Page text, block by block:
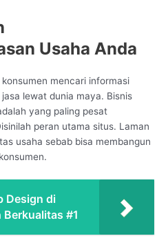
Usaha Anda
mencari informasi
lewat dunia maya. Bisnis
yang paling pesat
peran utama situs. Laman
usaha sebab bisa membangun
Design di
Berkualitas #1